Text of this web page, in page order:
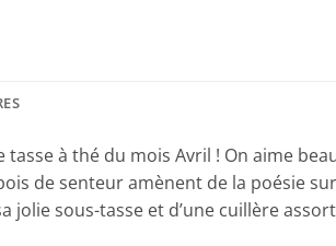
à thé du mois Avril ! On aime
de senteur amènent de la poésie
jolie sous-tasse et d’une cuillère